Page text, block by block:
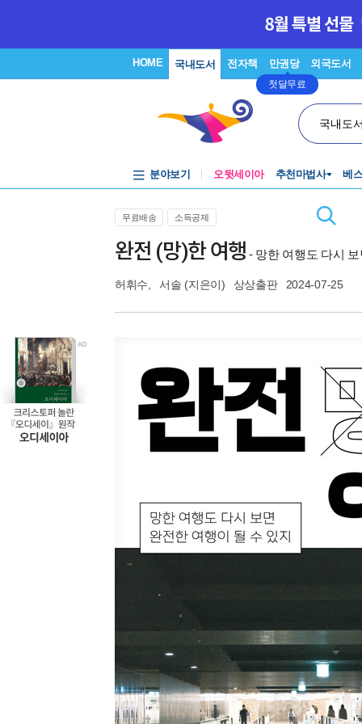
HOME 국내도서 전자책 만권당
첫달무료
외국도서
국내도
분야보기 오뒷세이아 추천마법사 베
무료배송 소득공제
완전 (망)한 여행 - 망한 여행도 다시
허휘수 서솔 (지은이) 상상출판 2024-07-25